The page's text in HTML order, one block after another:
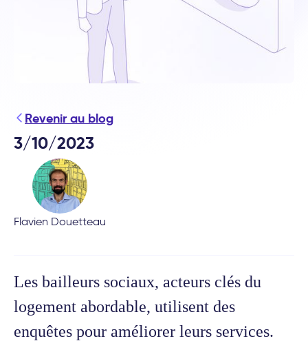
Revenir au blog
3/10/2023
Flavien Douetteau
Les bailleurs sociaux, acteurs clés du
logement abordable, utilisent des
enquêtes pour améliorer leurs services.